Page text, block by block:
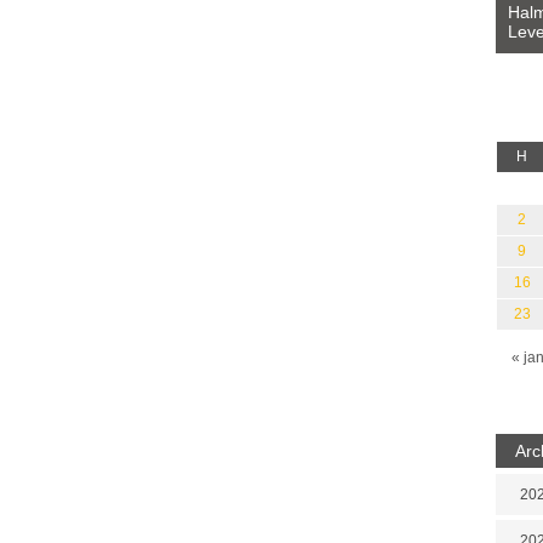
H
« jan
2
9
16
23